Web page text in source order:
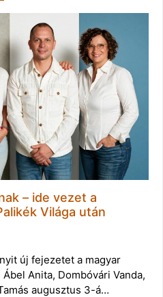
– ide vezet a
Világa után
új fejezetet a magyar
Anita, Dombóvári Vanda,
augusztus 3-á…